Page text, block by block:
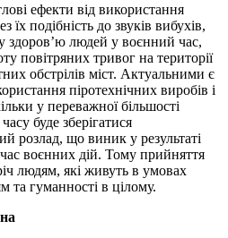
ефекти від використання
їх подібність до звуків вибухів,
здоров’ю людей у воєнний час,
повітряних тривог на території
обстрілів міст. Актуальними є
піротехнічних виробів і
у переважної більшості
буде зберігатися
розлад, що виник у результаті
воєнних дій. Тому прийняття
людям, які живуть в умовах
та гуманності в цілому.